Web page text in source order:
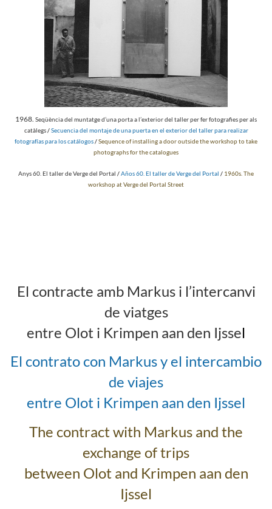
1968. Seqüència del muntatge d’una porta a l’exterior del taller per fer fotografies per als
catàlegs/Secuencia del montaje de una puerta en el exterior del taller para realizar
fotografías para los catálogos/Sequence of installing a door outside the workshop to take
photographs for the catalogues
Anys 60. El taller de Verge del Portal /Años 60. El taller de Verge del Portal / 1960s. The
workshop at Verge del Portal Street
El contracte amb Markus i l’intercanvi
de viatges
entre Olot i Krimpen aan den Ijssel
El contrato con Markus y el intercambio
de viajes
entre Olot i Krimpen aan den Ijssel
The contract with Markus and the
exchange of trips
between Olot and Krimpen aan den
Ijssel